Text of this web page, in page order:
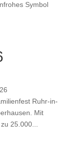
Symbol
Ruhr-in-
Mit
25.000...